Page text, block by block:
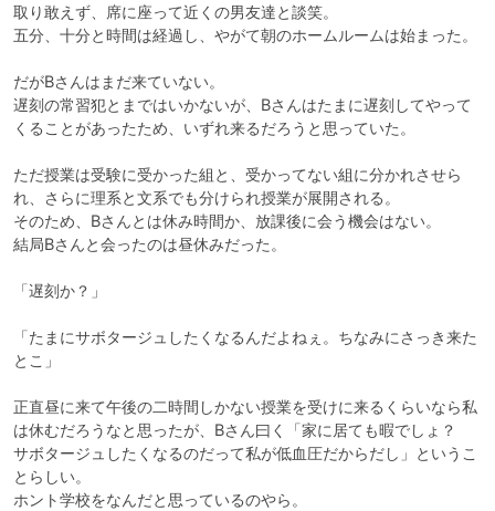
取り敢えず、席に座って近くの男友達と談笑。
五分、十分と時間は経過し、やがて朝のホームルームは始まった。
だがBさんはまだ来ていない。
遅刻の常習犯とまではいかないが、Bさんはたまに遅刻してやって
くることがあったため、いずれ来るだろうと思っていた。
ただ授業は受験に受かった組と、受かってない組に分かれさせら
れ、さらに理系と文系でも分けられ授業が展開される。
そのため、Bさんとは休み時間か、放課後に会う機会はない。
結局Bさんと会ったのは昼休みだった。
「遅刻か？」
「たまにサボタージュしたくなるんだよねぇ。ちなみにさっき来た
とこ」
正直昼に来て午後の二時間しかない授業を受けに来るくらいなら私
は休むだろうなと思ったが、Bさん曰く「家に居ても暇でしょ？
サボタージュしたくなるのだって私が低血圧だからだし」というこ
とらしい。
ホント学校をなんだと思っているのやら。